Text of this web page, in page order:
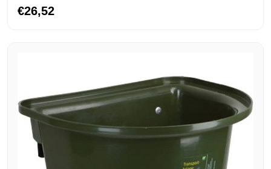
€26,52